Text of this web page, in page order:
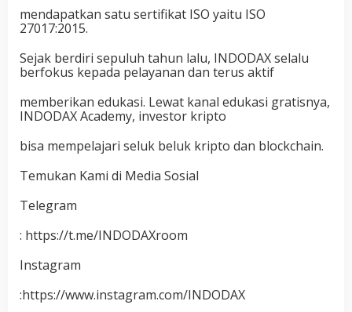
mendapatkan satu sertifikat ISO yaitu ISO
27017:2015.
Sejak berdiri sepuluh tahun lalu, INDODAX selalu
berfokus kepada pelayanan dan terus aktif
memberikan edukasi. Lewat kanal edukasi gratisnya,
INDODAX Academy, investor kripto
bisa mempelajari seluk beluk kripto dan blockchain.
Temukan Kami di Media Sosial
Telegram
: https://t.me/INDODAXroom
Instagram
:https://www.instagram.com/INDODAX